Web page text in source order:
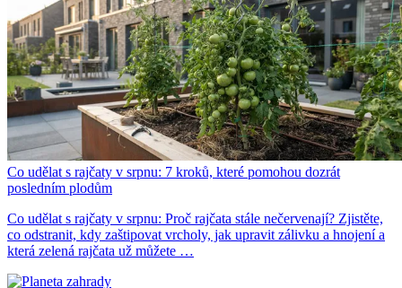
Co udělat s rajčaty v srpnu: 7 kroků, které pomohou dozrát
posledním plodům
Co udělat s rajčaty v srpnu: Proč rajčata stále nečervenají? Zjistěte,
co odstranit, kdy zaštipovat vrcholy, jak upravit zálivku a hnojení a
která zelená rajčata už můžete …